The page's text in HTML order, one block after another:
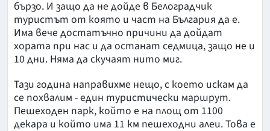
бързо. И защо да не дойде в Белоградчик
туристът от която и част на България да е.
Има вече достатъчно причини да дойдат
хората при нас и да останат седмица, защо не и
10 дни. Няма да скучаят нито миг.
Тази година направихме нещо, с което искам да
се похвалим - един туристически маршрут.
Пешеходен парк, който е на площ от 1100
декара и който има 11 км пешеходни алеи. Това е